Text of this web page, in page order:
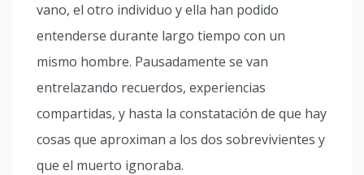
vano, el otro individuo y ella han podido
entenderse durante largo tiempo con un
mismo hombre. Pausadamente se van
entrelazando recuerdos, experiencias
compartidas, y hasta la constatación de que hay
cosas que aproximan a los dos sobrevivientes y
que el muerto ignoraba.